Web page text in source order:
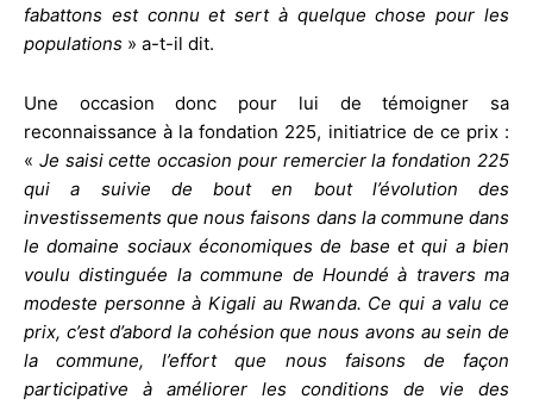
fabattons est connu et sert à quelque chose pour les
populations » a-t-il dit.
Une occasion donc pour lui de témoigner sa
reconnaissance à la fondation 225, initiatrice de ce prix :
« Je saisi cette occasion pour remercier la fondation 225
qui a suivie de bout en bout l’évolution des
investissements que nous faisons dans la commune dans
le domaine sociaux économiques de base et qui a bien
voulu distinguée la commune de Houndé à travers ma
modeste personne à Kigali au Rwanda. Ce qui a valu ce
prix, c’est d’abord la cohésion que nous avons au sein de
la commune, l’effort que nous faisons de façon
participative à améliorer les conditions de vie des